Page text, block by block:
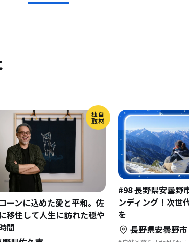
独自
取材
ーンに込めた愛と平和。佐
移住して人生に訪れた穏や
間
#98 長野県安曇野
ンディング！次世
を
長野県安曇野市